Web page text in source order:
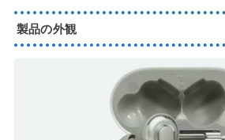
製品の外観